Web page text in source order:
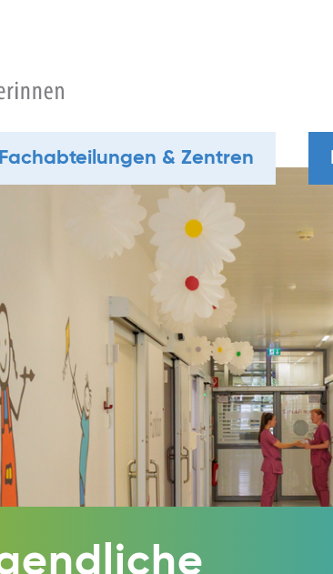
Fachabteilungen & Zentren